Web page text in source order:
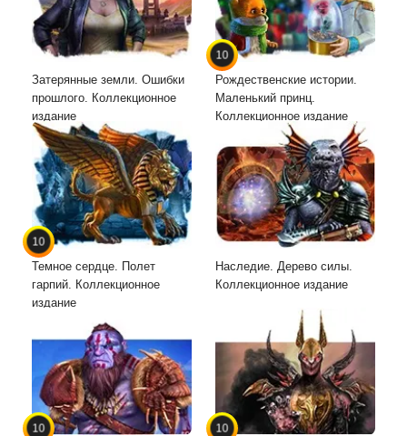
Затерянные земли. Ошибки
прошлого. Коллекционное
издание
10
Рождественские истории.
Маленький принц.
Коллекционное издание
10
Темное сердце. Полет
гарпий. Коллекционное
издание
Наследие. Дерево силы.
Коллекционное издание
10 10